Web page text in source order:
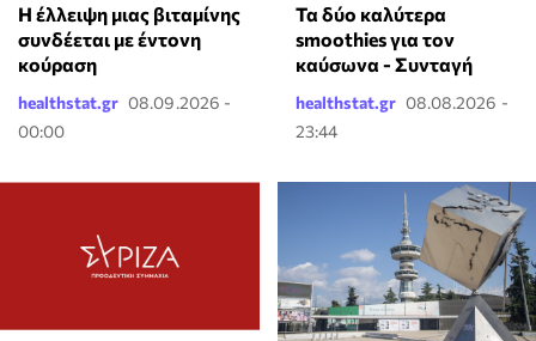
⁠Η έλλειψη μιας βιταμίνης
συνδέεται με έντονη
κούραση
healthstat.gr 08.09.2026 -
00:00
Τα δύο καλύτερα
smoothies για τον
καύσωνα - Συνταγή
healthstat.gr 08.08.2026 -
23:44